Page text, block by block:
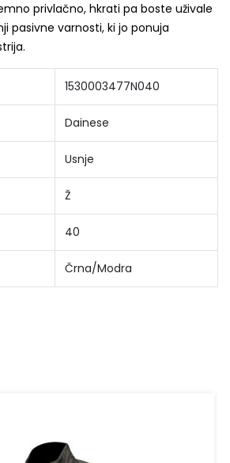
privlačno, hkrati pa boste uživale
pasivne varnosti, ki jo ponuja
1530003477N040
Dainese
Usnje
Ž
40
Črna/Modra